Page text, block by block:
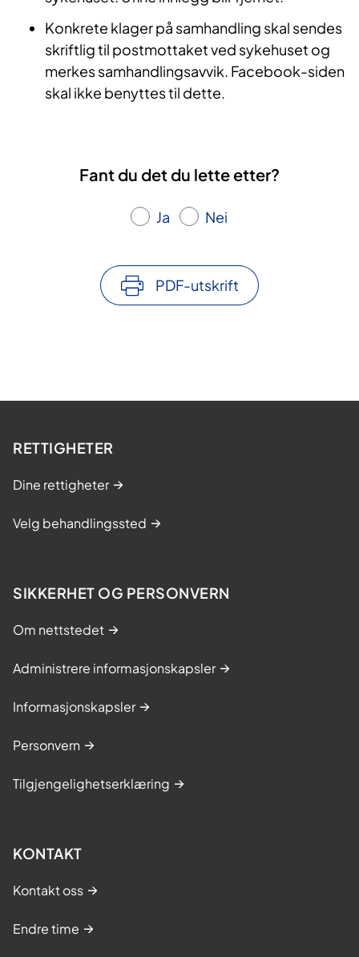
Konkrete klager på samhandling skal sendes
skriftlig til postmottaket ved sykehuset og
merkes samhandlingsavvik. Facebook-siden
skal ikke benyttes til dette.
Fant du det du lette etter?
Ja Nei
PDF-utskrift
RETTIGHETER
Dine rettigheter
Velg behandlingssted
SIKKERHET OG PERSONVERN
Om nettstedet
Administrere informasjonskapsler
Informasjonskapsler
Personvern
Tilgjengelighetserklæring
KONTAKT
Kontakt oss
Endre time